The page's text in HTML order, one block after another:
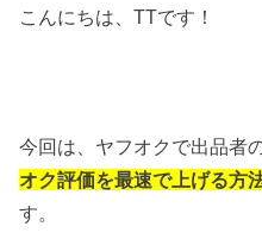
こんにちは、TTです！
今回は、ヤフオクで出品者
オク評価を最速で上げる方
す。